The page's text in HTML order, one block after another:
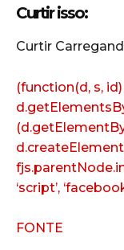
Curtir isso:
Curtir
(function(d, s, id)
‘script’,
FONTE